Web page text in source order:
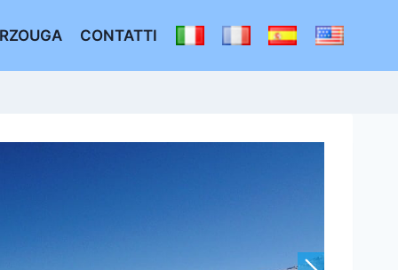
CONTATTI